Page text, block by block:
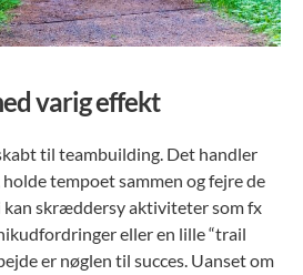
varig effekt
til teambuilding. Det handler
tempoet sammen og fejre de
kan skræddersy aktiviteter som fx
eller en lille “trail
er nøglen til succes. Uanset om